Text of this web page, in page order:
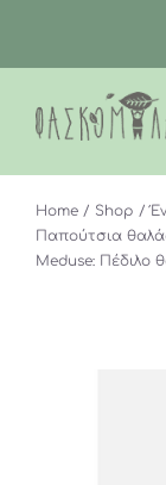
περιεχόμενο
Home Shop
Παπούτσια
Meduse: Πέδιλο